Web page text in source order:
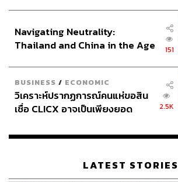
Navigating Neutrality:
Thailand and China in the Age
151
BUSINESS / ECONOMIC
วิเคราะห์ปรากฏการณ์คนแห่ขอสิน
เชื่อ CLICX อาจเป็นเพียงยอด
เรือนไทยที่ถูกซุกไว้
2.5K
LATEST STORIES